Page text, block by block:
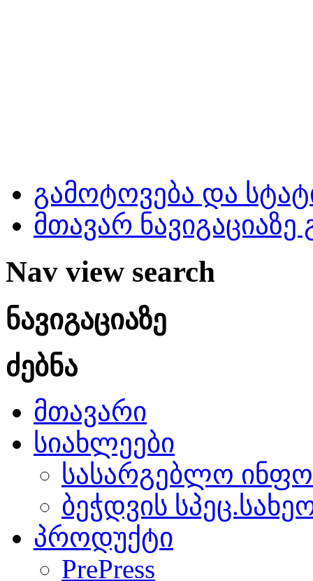
გამოტოვება და
მთავარ
Nav view search
ნავიგაციაზე
ძებნა
მთავარი
სიახლეები
სასარგებლო ინფო
ბეჭდვის
პროდუქტი
PrePress